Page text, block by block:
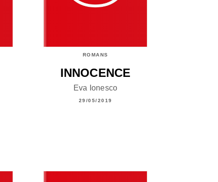
ROMANS
INNOCENCE
Eva Ionesco
29/05/2019